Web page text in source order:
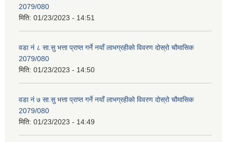
2079/080
मिति: 01/23/2023 - 14:51
वडा नं ८ सा.सु भत्ता प्राप्त गर्ने नयाँ लाभग्रहीको विवरण दोस्रो चौमासिक
2079/080
मिति: 01/23/2023 - 14:50
वडा नं ७ सा.सु भत्ता प्राप्त गर्ने नयाँ लाभग्रहीको विवरण दोस्रो चौमासिक
2079/080
मिति: 01/23/2023 - 14:49